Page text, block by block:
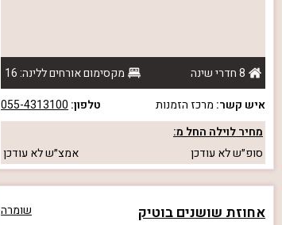
8 חדרי שינה
מקסימום אורחים ללינה: 16
איש קשר: מרכז הזמנות טלפון: 055-4313100
מחיר לוילה החל מ:
סופ״שלא עודכן אמצ״שלא עודכן
אחוזת שושנים בוטיק שומרה